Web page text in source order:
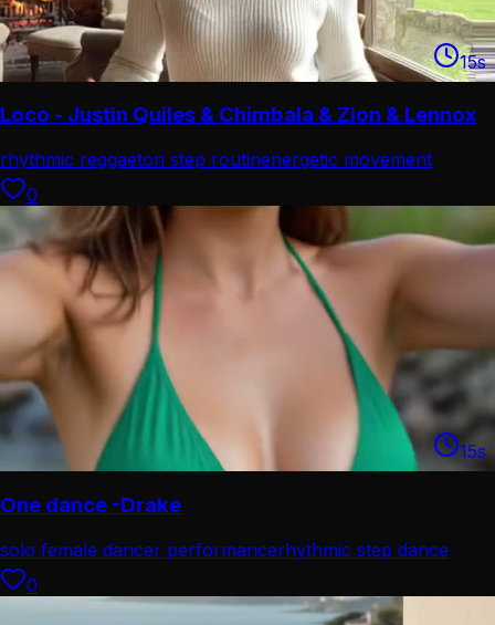
15s
Loco - Justin Quiles & Chimbala & Zion & Lennox
rhythmic reggaeton step routinenergetic movement
choreograph
0
15s
One dance -Drake
solo female dancer performancerhythmic step dance
routine
0